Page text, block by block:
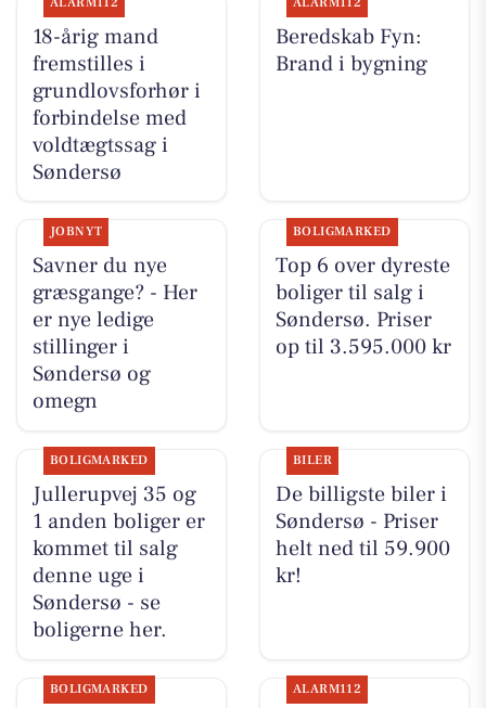
18-årig mand
fremstilles i
grundlovsforhør i
forbindelse med
voldtægtssag i
Søndersø
Beredskab Fyn:
Brand i bygning
JOBNYT
Savner du nye
græsgange? - Her
er nye ledige
stillinger i
Søndersø og
omegn
BOLIGMARKED
Top 6 over dyreste
boliger til salg i
Søndersø. Priser
op til 3.595.000 kr
BOLIGMARKED
Jullerupvej 35 og
1 anden boliger er
kommet til salg
denne uge i
Søndersø - se
boligerne her.
BILER
De billigste biler i
Søndersø - Priser
helt ned til 59.900
kr!
BOLIGMARKED ALARM112